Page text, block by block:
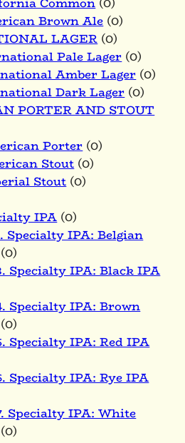
Brown Ale(0)
LAGER(0)
Pale Lager(0)
Amber Lager(0)
Dark Lager(0)
PORTER AND STOUT
Porter(0)
Stout(0)
Stout(0)
IPA(0)
Specialty IPA: Belgian
Specialty IPA: Black IPA
Specialty IPA: Brown
Specialty IPA: Red IPA
Specialty IPA: Rye IPA
Specialty IPA: White